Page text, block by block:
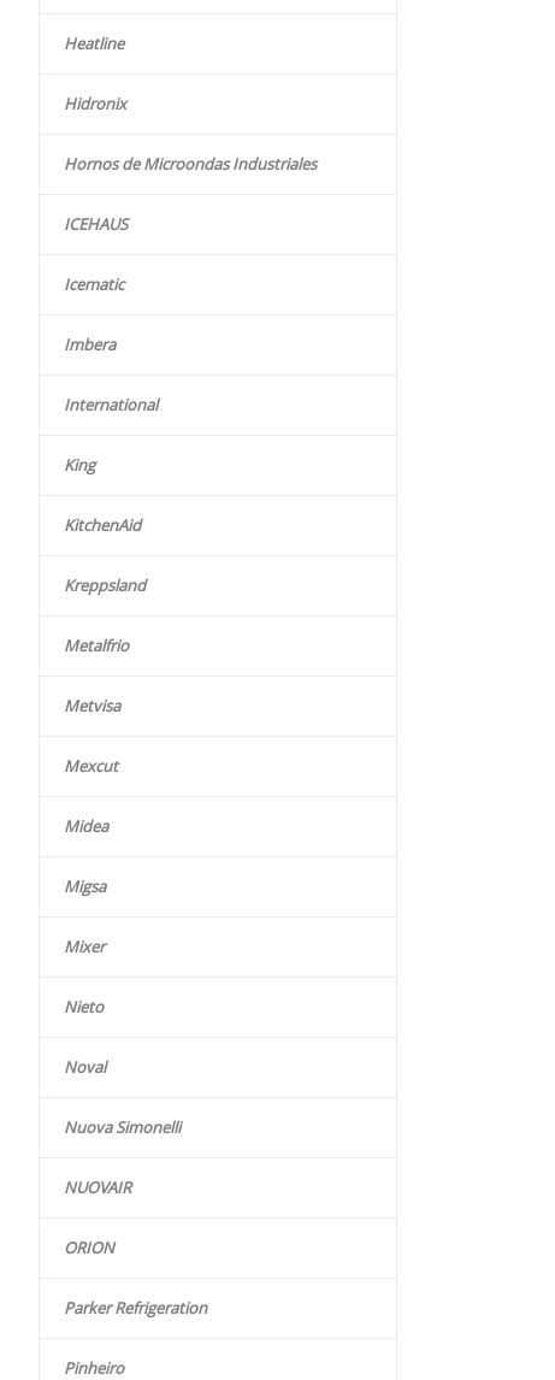
Heatline
Hidronix
Hornos de Microondas Industriales
ICEHAUS
Icematic
Imbera
International
King
KitchenAid
Kreppsland
Metalfrio
Metvisa
Mexcut
Midea
Migsa
Mixer
Nieto
Noval
Nuova Simonelli
NUOVAIR
ORION
Parker Refrigeration
Pinheiro